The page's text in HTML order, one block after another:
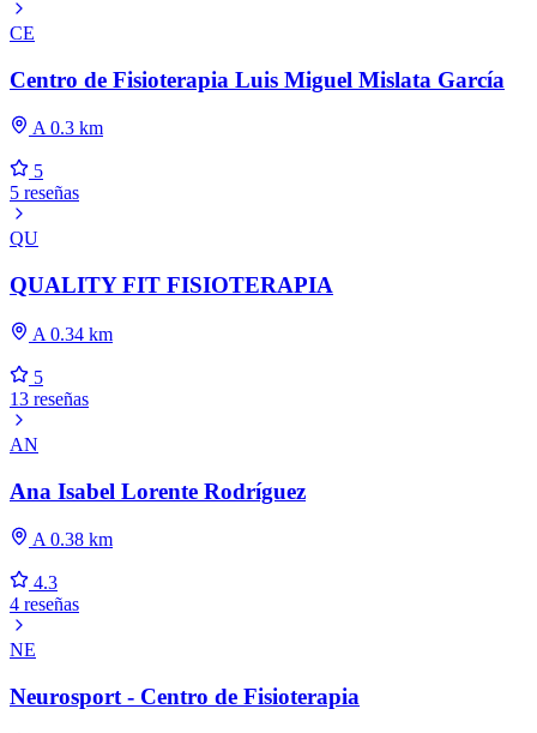
CE
Centro de Fisioterapia Luis Miguel Mislata García
A 0.3 km
5
5 reseñas
QU
QUALITY FIT FISIOTERAPIA
A 0.34 km
5
13 reseñas
AN
Ana Isabel Lorente Rodríguez
A 0.38 km
4.3
4 reseñas
NE
Neurosport - Centro de Fisioterapia